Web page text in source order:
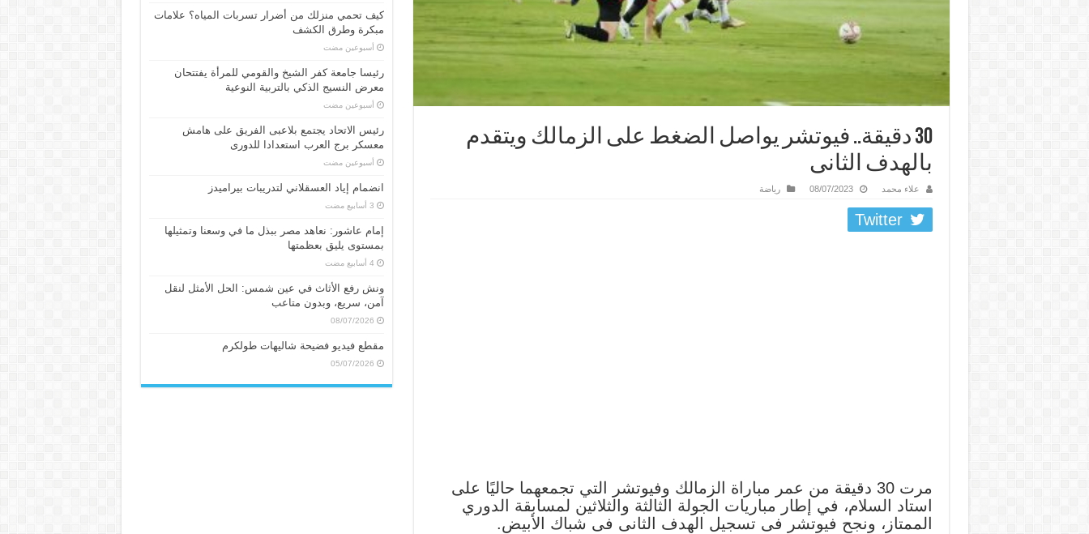
30 دقيقة.. فيوتشر يواصل الضغط على الزمالك ويتقدم
بالهدف الثانى
علاء محمد 08/07/2023 رياضة
Twitter
مرت 30 دقيقة من عمر مباراة الزمالك وفيوتشر التي تجمعهما حاليًا على
استاد السلام، في إطار مباريات الجولة الثالثة والثلاثين لمسابقة الدوري
الممتاز، ونجح فيوتشر فى تسجيل الهدف الثانى فى شباك الأبيض.
كيف تحمي منزلك من أضرار تسربات المياه؟ علامات
مبكرة وطرق الكشف
‏أسبوعين مضت
رئيسا جامعة كفر الشيخ والقومي للمرأة يفتتحان
معرض النسيج الذكي بالتربية النوعية
‏أسبوعين مضت
رئيس الاتحاد يجتمع بلاعبى الفريق على هامش
معسكر برج العرب استعدادا للدورى
‏أسبوعين مضت
انضمام إياد العسقلاني لتدريبات بيراميدز
إمام عاشور: نعاهد مصر ببذل ما في وسعنا وتمثيلها
بمستوى يليق بعظمتها
ونش رفع الأثاث في عين شمس: الحل الأمثل لنقل
آمن، سريع، وبدون متاعب
08/07/2026
مقطع فيديو فضيحة شاليهات طولكرم
05/07/2026